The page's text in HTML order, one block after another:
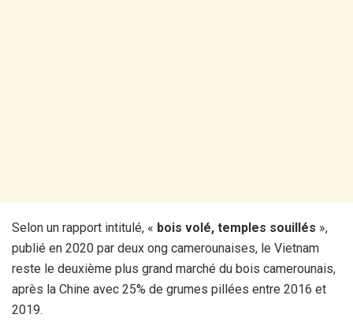
Selon un rapport intitulé, « bois volé, temples souillés »,
publié en 2020 par deux ong camerounaises, le Vietnam
reste le deuxième plus grand marché du bois camerounais,
après la Chine avec 25% de grumes pillées entre 2016 et
2019.